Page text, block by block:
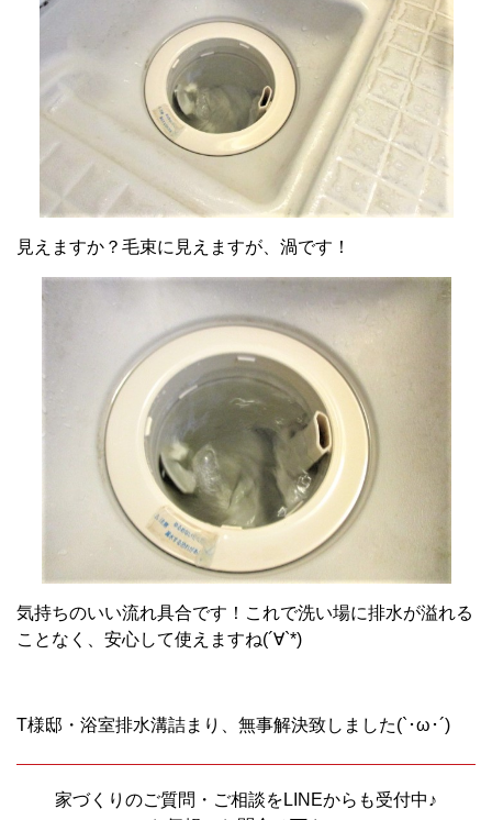
見えますか？毛束に見えますが、渦です！
気持ちのいい流れ具合です！これで洗い場に排水が溢れる
ことなく、安心して使えますね(´∀`*)
T様邸・浴室排水溝詰まり、無事解決致しました(`･ω･´)ゞ
家づくりのご質問・ご相談をLINEからも受付中♪